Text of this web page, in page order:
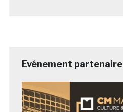
Evénement partenaire